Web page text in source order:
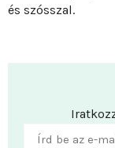
és szósszal.